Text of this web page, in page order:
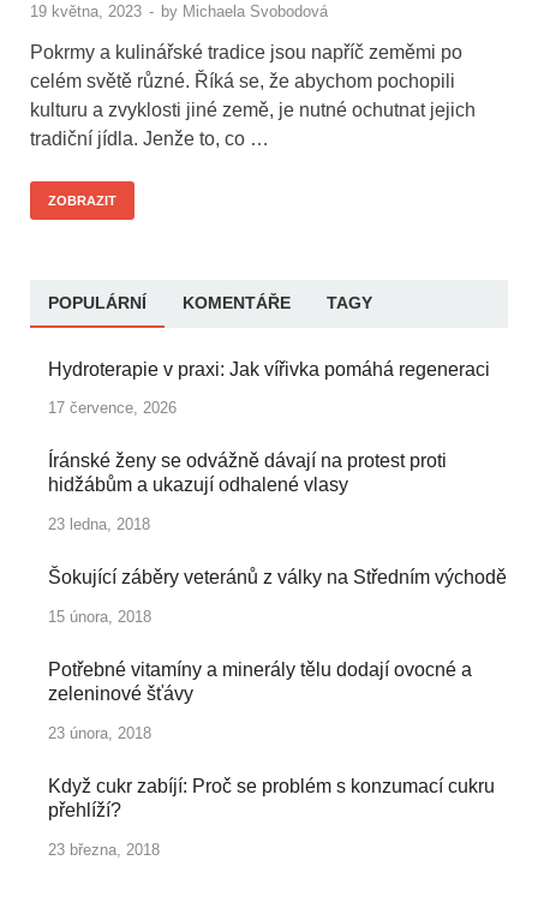
19 května, 2023 - by Michaela Svobodová
Pokrmy a kulinářské tradice jsou napříč zeměmi po
celém světě různé. Říká se, že abychom pochopili
kulturu a zvyklosti jiné země, je nutné ochutnat jejich
tradiční jídla. Jenže to, co …
ZOBRAZIT
POPULÁRNÍ KOMENTÁŘE TAGY
Hydroterapie v praxi: Jak vířivka pomáhá regeneraci
17 července, 2026
Íránské ženy se odvážně dávají na protest proti
hidžábům a ukazují odhalené vlasy
23 ledna, 2018
Šokující záběry veteránů z války na Středním východě
15 února, 2018
Potřebné vitamíny a minerály tělu dodají ovocné a
zeleninové šťávy
23 února, 2018
Když cukr zabíjí: Proč se problém s konzumací cukru
přehlíží?
23 března, 2018